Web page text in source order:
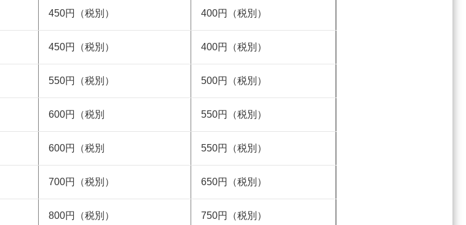
450円（税別） 400円（税別）
450円（税別） 400円（税別）
550円（税別） 500円（税別）
600円（税別 550円（税別）
600円（税別 550円（税別）
700円（税別） 650円（税別）
800円（税別） 750円（税別）